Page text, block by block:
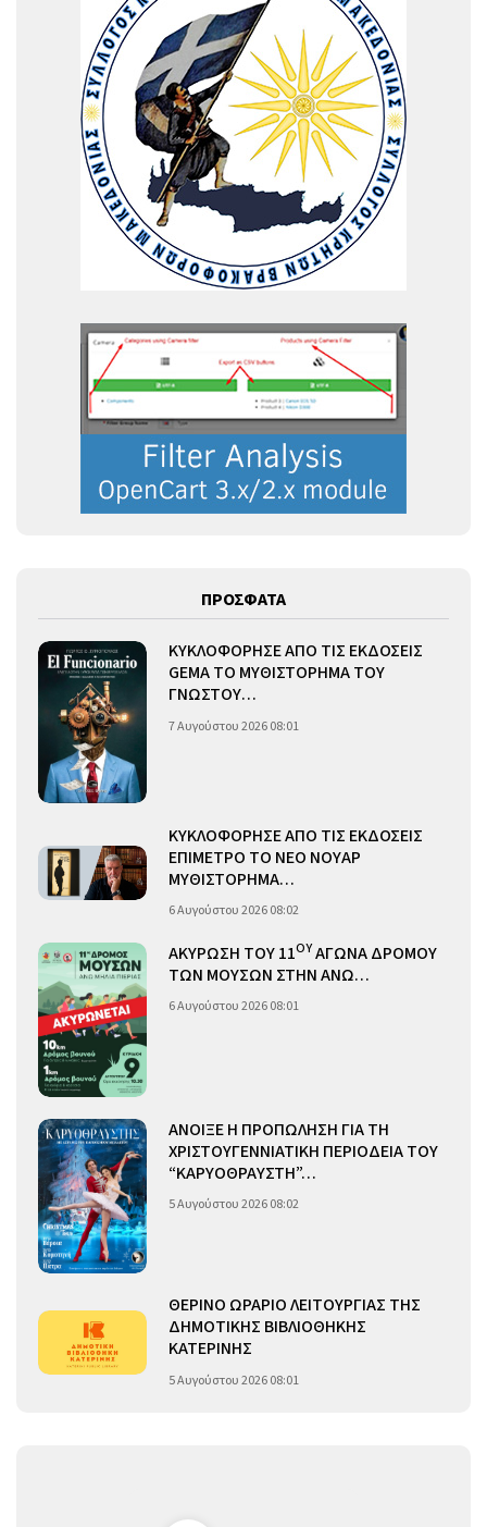
ΠΡΟΣΦΑΤΑ
ΚΥΚΛΟΦΟΡΗΣΕ ΑΠΟ ΤΙΣ ΕΚΔΟΣΕΙΣ
GEMA ΤΟ ΜΥΘΙΣΤΟΡΗΜΑ ΤΟΥ
ΓΝΩΣΤΟΥ…
7 Αυγούστου 2026 08:01
ΚΥΚΛΟΦΟΡΗΣΕ ΑΠΟ ΤΙΣ ΕΚΔΟΣΕΙΣ
ΕΠΙΜΕΤΡΟ ΤΟ ΝΕΟ ΝΟΥΑΡ
ΜΥΘΙΣΤΟΡΗΜΑ…
6 Αυγούστου 2026 08:02
ΑΚΥΡΩΣΗ ΤΟΥ 11ΟΥΑΓΩΝΑ ΔΡΟΜΟΥ
ΤΩΝ ΜΟΥΣΩΝ ΣΤΗΝ ΑΝΩ…
6 Αυγούστου 2026 08:01
ΑΝΟΙΞΕ Η ΠΡΟΠΩΛΗΣΗ ΓΙΑ ΤΗ
ΧΡΙΣΤΟΥΓΕΝΝΙΑΤΙΚΗ ΠΕΡΙΟΔΕΙΑ ΤΟΥ
“ΚΑΡΥΟΘΡΑΥΣΤΗ”…
5 Αυγούστου 2026 08:02
ΘΕΡΙΝΟ ΩΡΑΡΙΟ ΛΕΙΤΟΥΡΓΙΑΣ ΤΗΣ
ΔΗΜΟΤΙΚΗΣ ΒΙΒΛΙΟΘΗΚΗΣ
ΚΑΤΕΡΙΝΗΣ
5 Αυγούστου 2026 08:01